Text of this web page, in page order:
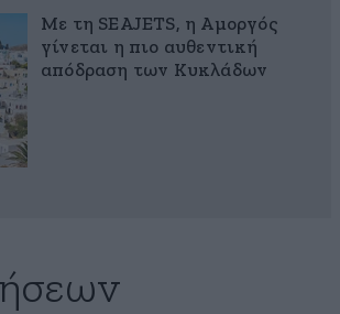
Με τη SEAJETS, η Αμοργός
γίνεται η πιο αυθεντική
απόδραση των Κυκλάδων